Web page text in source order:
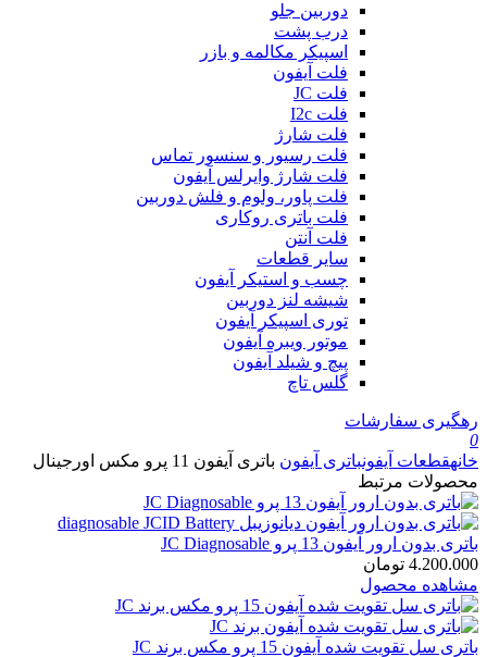
دوربین جلو
درب پشت
اسپیکر مکالمه و بازر
فلت آیفون
فلت JC
فلت I2c
فلت شارژ
فلت رسیور و سنسور تماس
فلت شارژ وایرلس آیفون
فلت پاور، ولوم و فلش دوربین
فلت باتری روکاری
فلت آنتن
سایر قطعات
چسب و استیکر آیفون
شیشه لنز دوربین
توری اسپیکر آیفون
موتور ویبره آیفون
پیچ و شیلد آیفون
گلس تاچ
رهگیری سفارشات
0
خانهقطعات آیفونباتری آیفون باتری آیفون 11 پرو مکس اورجینال
محصولات مرتبط
باتری بدون ارور آیفون 13 پرو JC Diagnosable
4.200.000 تومان
مشاهده محصول
باتری سل تقویت شده آیفون 15 پرو مکس برند JC